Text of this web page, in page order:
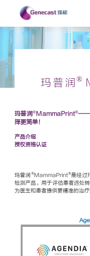
玛普润®
玛普润®MammaPrint®——
择更简单！
产品介绍
授权资格认证
玛普润 ®MammaPrint®是经过
检测产品。用于评估患者远处
为医生和患者提供更精准的治疗